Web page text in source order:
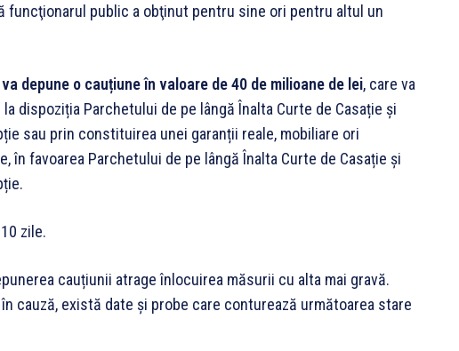
funcţionarul public a obţinut pentru sine ori pentru altul un
va depune o cauțiune în valoare de 40 de milioane de lei, care va
dispoziția Parchetului de pe lângă Înalta Curte de Casație și
sau prin constituirea unei garanții reale, mobiliare ori
în favoarea Parchetului de pe lângă Înalta Curte de Casație și
zile.
cauțiunii atrage înlocuirea măsurii cu alta mai gravă.
cauză, există date și probe care conturează următoarea stare